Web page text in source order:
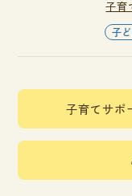
子育
子
子育てサポ